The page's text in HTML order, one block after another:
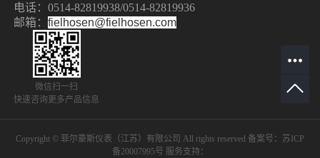
电话：0514-82819938/0514-82819936
邮箱：fielhosen@fielhosen.com
微信扫一扫
快速咨询更多产品信息
Copyright © 菲尔豪斯仪表（江苏）有限公司 All rights reserved 备案号： 苏ICP
备20007995号 服务支持：